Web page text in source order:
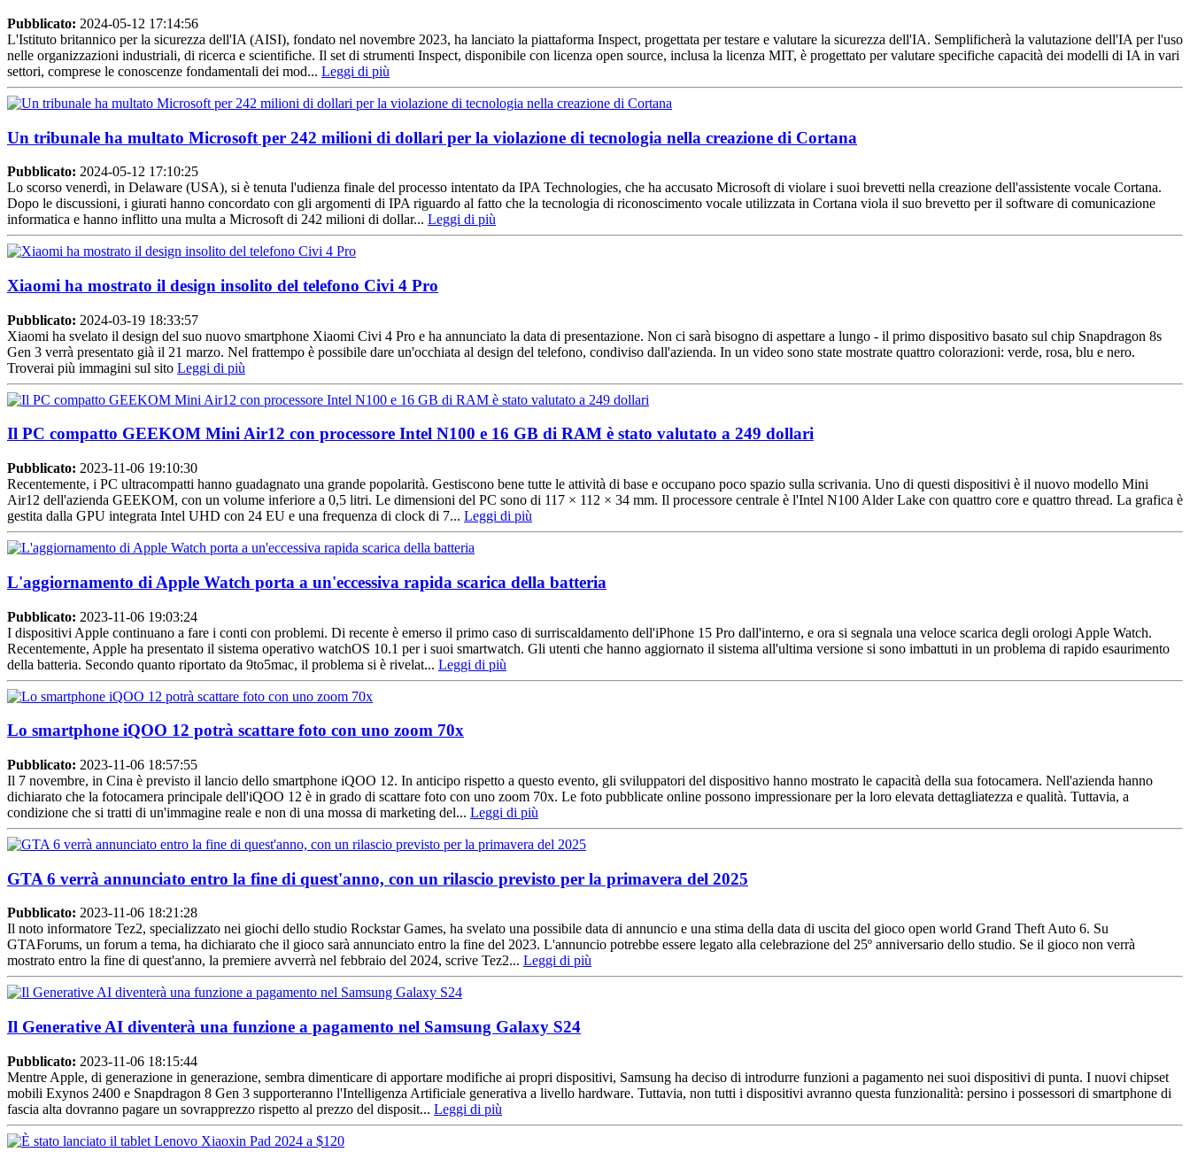
Pubblicato: 2024-05-12 17:14:56
L'Istituto britannico per la sicurezza dell'IA (AISI), fondato nel novembre 2023, ha lanciato la piattaforma Inspect, progettata per testare e valutare la sicurezza dell'IA. Semplificherà la valutazione dell'IA per l'uso
nelle organizzazioni industriali, di ricerca e scientifiche. Il set di strumenti Inspect, disponibile con licenza open source, inclusa la licenza MIT, è progettato per valutare specifiche capacità dei modelli di IA in vari
settori, comprese le conoscenze fondamentali dei mod... Leggi di più
Un tribunale ha multato Microsoft per 242 milioni di dollari per la violazione di tecnologia nella creazione di Cortana
Pubblicato: 2024-05-12 17:10:25
Lo scorso venerdì, in Delaware (USA), si è tenuta l'udienza finale del processo intentato da IPA Technologies, che ha accusato Microsoft di violare i suoi brevetti nella creazione dell'assistente vocale Cortana.
Dopo le discussioni, i giurati hanno concordato con gli argomenti di IPA riguardo al fatto che la tecnologia di riconoscimento vocale utilizzata in Cortana viola il suo brevetto per il software di comunicazione
informatica e hanno inflitto una multa a Microsoft di 242 milioni di dollar... Leggi di più
Xiaomi ha mostrato il design insolito del telefono Civi 4 Pro
Pubblicato: 2024-03-19 18:33:57
Xiaomi ha svelato il design del suo nuovo smartphone Xiaomi Civi 4 Pro e ha annunciato la data di presentazione. Non ci sarà bisogno di aspettare a lungo - il primo dispositivo basato sul chip Snapdragon 8s
Gen 3 verrà presentato già il 21 marzo. Nel frattempo è possibile dare un'occhiata al design del telefono, condiviso dall'azienda. In un video sono state mostrate quattro colorazioni: verde, rosa, blu e nero.
Troverai più immagini sul sito Leggi di più
Il PC compatto GEEKOM Mini Air12 con processore Intel N100 e 16 GB di RAM è stato valutato a 249 dollari
Pubblicato: 2023-11-06 19:10:30
Recentemente, i PC ultracompatti hanno guadagnato una grande popolarità. Gestiscono bene tutte le attività di base e occupano poco spazio sulla scrivania. Uno di questi dispositivi è il nuovo modello Mini
Air12 dell'azienda GEEKOM, con un volume inferiore a 0,5 litri. Le dimensioni del PC sono di 117 × 112 × 34 mm. Il processore centrale è l'Intel N100 Alder Lake con quattro core e quattro thread. La grafica è
gestita dalla GPU integrata Intel UHD con 24 EU e una frequenza di clock di 7... Leggi di più
L'aggiornamento di Apple Watch porta a un'eccessiva rapida scarica della batteria
Pubblicato: 2023-11-06 19:03:24
I dispositivi Apple continuano a fare i conti con problemi. Di recente è emerso il primo caso di surriscaldamento dell'iPhone 15 Pro dall'interno, e ora si segnala una veloce scarica degli orologi Apple Watch.
Recentemente, Apple ha presentato il sistema operativo watchOS 10.1 per i suoi smartwatch. Gli utenti che hanno aggiornato il sistema all'ultima versione si sono imbattuti in un problema di rapido esaurimento
della batteria. Secondo quanto riportato da 9to5mac, il problema si è rivelat... Leggi di più
Lo smartphone iQOO 12 potrà scattare foto con uno zoom 70x
Pubblicato: 2023-11-06 18:57:55
Il 7 novembre, in Cina è previsto il lancio dello smartphone iQOO 12. In anticipo rispetto a questo evento, gli sviluppatori del dispositivo hanno mostrato le capacità della sua fotocamera. Nell'azienda hanno
dichiarato che la fotocamera principale dell'iQOO 12 è in grado di scattare foto con uno zoom 70x. Le foto pubblicate online possono impressionare per la loro elevata dettagliatezza e qualità. Tuttavia, a
condizione che si tratti di un'immagine reale e non di una mossa di marketing del... Leggi di più
GTA 6 verrà annunciato entro la fine di quest'anno, con un rilascio previsto per la primavera del 2025
Pubblicato: 2023-11-06 18:21:28
Il noto informatore Tez2, specializzato nei giochi dello studio Rockstar Games, ha svelato una possibile data di annuncio e una stima della data di uscita del gioco open world Grand Theft Auto 6. Su
GTAForums, un forum a tema, ha dichiarato che il gioco sarà annunciato entro la fine del 2023. L'annuncio potrebbe essere legato alla celebrazione del 25º anniversario dello studio. Se il gioco non verrà
mostrato entro la fine di quest'anno, la premiere avverrà nel febbraio del 2024, scrive Tez2... Leggi di più
Il Generative AI diventerà una funzione a pagamento nel Samsung Galaxy S24
Pubblicato: 2023-11-06 18:15:44
Mentre Apple, di generazione in generazione, sembra dimenticare di apportare modifiche ai propri dispositivi, Samsung ha deciso di introdurre funzioni a pagamento nei suoi dispositivi di punta. I nuovi chipset
mobili Exynos 2400 e Snapdragon 8 Gen 3 supporteranno l'Intelligenza Artificiale generativa a livello hardware. Tuttavia, non tutti i dispositivi avranno questa funzionalità: persino i possessori di smartphone di
fascia alta dovranno pagare un sovrapprezzo rispetto al prezzo del disposit... Leggi di più